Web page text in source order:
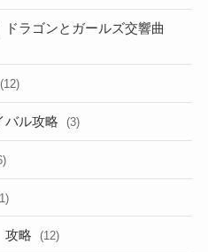
ドラゴンとガールズ交響曲
(12)
バル攻略 (3)
攻略 (12)